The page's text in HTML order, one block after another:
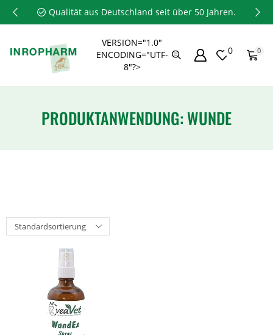
Qualität aus Deutschland seit über 50 Jahren.
VERSION="1.0"
ENCODING="UTF-
8"?>
0 0
PRODUKTANWENDUNG: WUNDE